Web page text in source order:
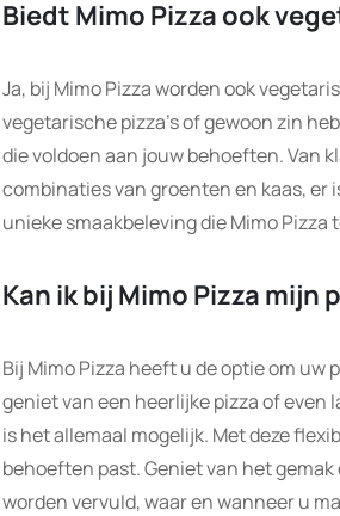
Biedt Mimo Pizza ook
Ja, bij Mimo Pizza worden ook
vegetarische pizza’s of gewoon zin
die voldoen aan jouw behoeften. Van
combinaties van groenten en kaas, er
unieke smaakbeleving die Mimo
Kan ik bij Mimo Pizza mijn
Bij Mimo Pizza heeft u de optie om
geniet van een heerlijke pizza of even
is het allemaal mogelijk. Met deze
behoeften past. Geniet van het
worden vervuld, waar en wanneer u